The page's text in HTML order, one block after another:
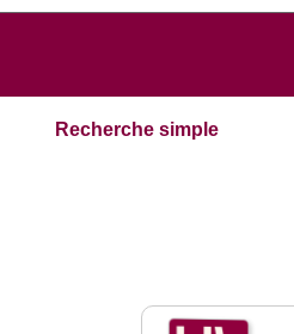
Recherche simple